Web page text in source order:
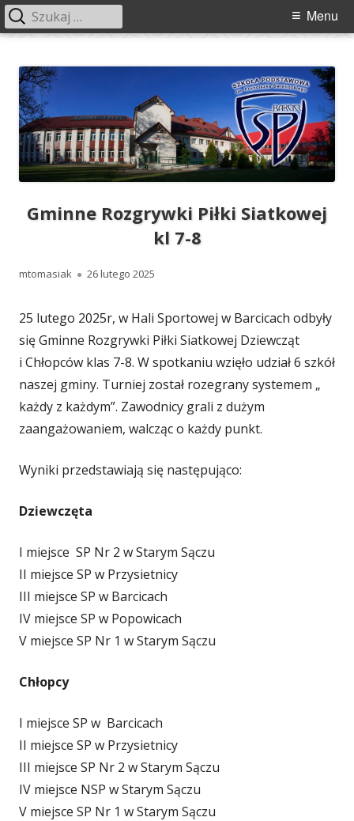
treści
Świebockiego w Barcicach
Menu
Menu
Szukaj:
Gminne Rozgrywki Piłki Siatkowej
kl 7-8
Autor
mtomasiak Opublikowano
26 lutego 2025
25 lutego 2025r, w Hali Sportowej w Barcicach odbyły
się Gminne Rozgrywki Piłki Siatkowej Dziewcząt
i Chłopców klas 7-8. W spotkaniu wzięło udział 6 szkół
naszej gminy. Turniej został rozegrany systemem „
każdy z każdym”. Zawodnicy grali z dużym
zaangażowaniem, walcząc o każdy punkt.
Wyniki przedstawiają się następująco:
Dziewczęta
I miejsce SP Nr 2 w Starym Sączu
II miejsce SP w Przysietnicy
III miejsce SP w Barcicach
IV miejsce SP w Popowicach
V miejsce SP Nr 1 w Starym Sączu
Chłopcy
I miejsce SP w Barcicach
II miejsce SP w Przysietnicy
III miejsce SP Nr 2 w Starym Sączu
IV miejsce NSP w Starym Sączu
V miejsce SP Nr 1 w Starym Sączu